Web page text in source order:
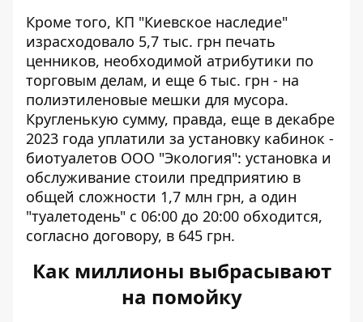
Кроме того, КП "Киевское наследие"
израсходовало 5,7 тыс. грн печать
ценников, необходимой атрибутики по
торговым делам, и еще 6 тыс. грн - на
полиэтиленовые мешки для мусора.
Кругленькую сумму, правда, еще в декабре
2023 года уплатили за установку кабинок -
биотуалетов ООО "Экология": установка и
обслуживание стоили предприятию в
общей сложности 1,7 млн ​​грн, а один
"туалетодень" с 06:00 до 20:00 обходится,
согласно договору, в 645 грн.
Как миллионы выбрасывают
на помойку